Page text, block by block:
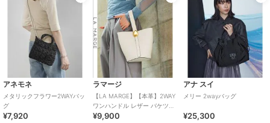
アネモネ
メタリックフラワー2WAYバッ
グ
¥7,920
ラマージ
【LA MARGE】【本革】2WAY
ワンハンドル レザー バケツバ
ッグ
¥9,900
アナ スイ
メリー 2wayバッグ
¥25,300